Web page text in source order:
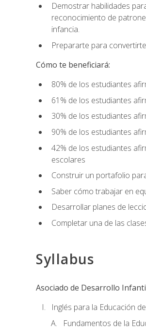
Demostrar habilidades
reconocimiento de
infancia.
Prepararte para
Cómo te beneficiará:
80% de los estudiantes
61% de los estudiantes
30% de los estudiantes
90% de los estudiantes
42% de los estudiantes
escolares
Construir un portafolio
Saber cómo trabajar en
Desarrollar planes de
Completar una de las
Syllabus
Asociado de Desarrollo
Inglés para la Educación
Fundamentos de la